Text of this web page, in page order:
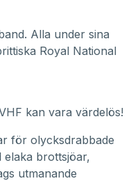
Alla under sina
Royal National
kan vara värdelös!
för olycksdrabbade
elaka brottsjöar,
utmanande